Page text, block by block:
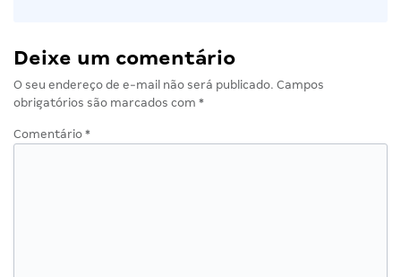
Deixe um comentário
O seu endereço de e-mail não será publicado. Campos
obrigatórios são marcados com *
Comentário *